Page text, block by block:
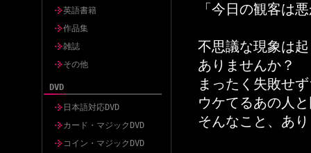
英語書籍
作品集
雑誌
その他
DVD
日本語対応DVD
カード・マジックDVD
コイン・マジックDVD
「今日の観客は
不思議な現象は
ありませんか？
まったく失敗せ
ウケてるあの人
そんなこと、あ